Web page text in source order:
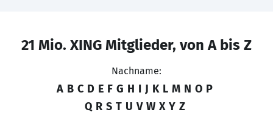
21 Mio. XING Mitglieder, von A bis Z
Nachname:
A B C D E F G H I J K L M N O P
Q R S T U V W X Y Z